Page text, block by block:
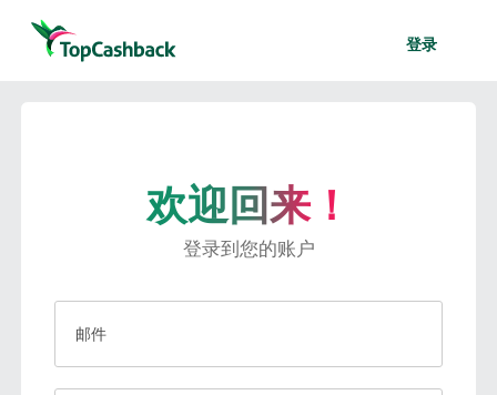
登录
欢迎回来！
登录到您的账户
邮件